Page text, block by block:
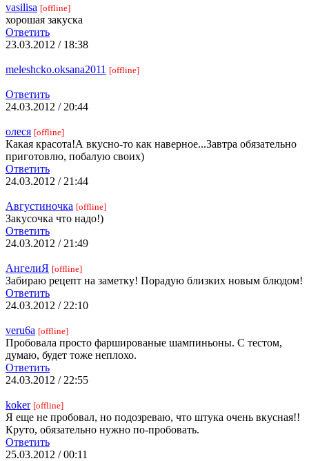
vasilisa [offline]
хорошая закуска
Ответить
23.03.2012 / 18:38
meleshcko.oksana2011 [offline]
Ответить
24.03.2012 / 20:44
олеся [offline]
Какая красота!А вкусно-то как наверное...Завтра обязательно
приготовлю, побалую своих)
Ответить
24.03.2012 / 21:44
Августиночка [offline]
Закусочка что надо!)
Ответить
24.03.2012 / 21:49
АнгелиЯ [offline]
Забираю рецепт на заметку! Порадую близких новым блюдом!
Ответить
24.03.2012 / 22:10
veru6a [offline]
Пробовала просто фаршированые шампиньоны. С тестом,
думаю, будет тоже неплохо.
Ответить
24.03.2012 / 22:55
koker [offline]
Я еще не пробовал, но подозреваю, что штука очень вкусная!!
Круто, обязательно нужно по-пробовать.
Ответить
25.03.2012 / 00:11